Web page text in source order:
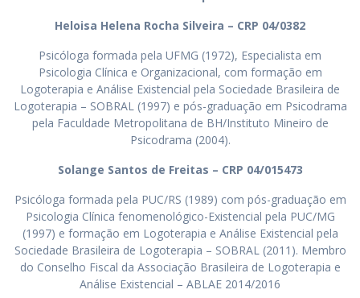
Heloisa Helena Rocha Silveira – CRP 04/0382
Psicóloga formada pela UFMG (1972), Especialista em
Psicologia Clínica e Organizacional, com formação em
Logoterapia e Análise Existencial pela Sociedade Brasileira de
Logoterapia – SOBRAL (1997) e pós-graduação em Psicodrama
pela Faculdade Metropolitana de BH/Instituto Mineiro de
Psicodrama (2004).
Solange Santos de Freitas – CRP 04/015473
Psicóloga formada pela PUC/RS (1989) com pós-graduação em
Psicologia Clínica fenomenológico-Existencial pela PUC/MG
(1997) e formação em Logoterapia e Análise Existencial pela
Sociedade Brasileira de Logoterapia – SOBRAL (2011). Membro
do Conselho Fiscal da Associação Brasileira de Logoterapia e
Análise Existencial – ABLAE 2014/2016